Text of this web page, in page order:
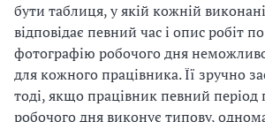
бути таблиця, у якій кожній
відповідає певний час і опис робіт
фотографію робочого дня
для кожного працівника. Її зручно
тоді, якщо працівник певний період
робочого дня виконує типову,